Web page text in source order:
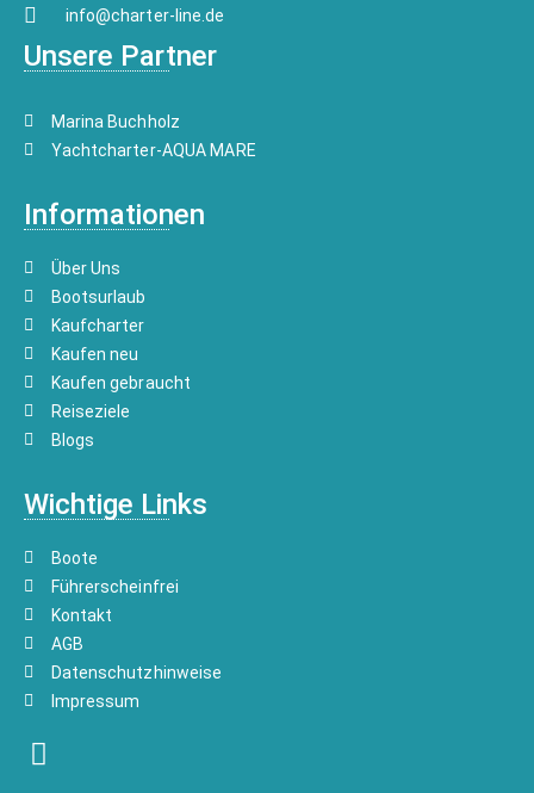
info@charter-line.de
Unsere Partner
Marina Buchholz
Yachtcharter-AQUA MARE
Informationen
Über Uns
Bootsurlaub
Kaufcharter
Kaufen neu
Kaufen gebraucht
Reiseziele
Blogs
Wichtige Links
Boote
Führerscheinfrei
Kontakt
AGB
Datenschutzhinweise
Impressum